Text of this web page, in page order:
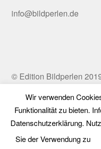
info@bildperlen.de
© Edition Bildperlen
Suchen
Suchen
Wir verwenden
Funktionalität zu bieten.
Datenschutzerklärung.
Sie der Verwendung zu